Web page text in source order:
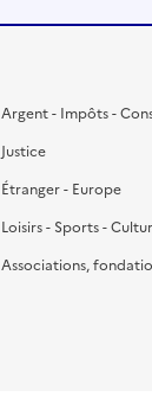
Argent - Impôts -
Justice
Étranger - Europe
Loisirs - Sports -
Associations,